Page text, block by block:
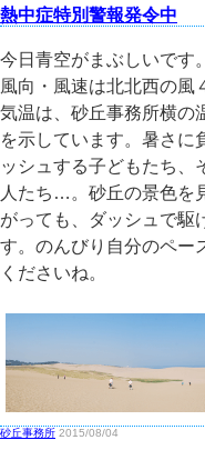
熱中症特別警報発令中
今日青空がまぶしいです
風向・風速は北北西の風
気温は、砂丘事務所横の
を示しています。暑さに
ッシュする子どもたち、
人たち…。砂丘の景色を
がっても、ダッシュで駆
す。のんびり自分のペー
くださいね。
砂丘事務所 2015/08/04